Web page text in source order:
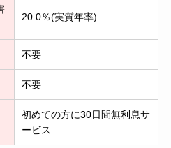
20.0％(実質年率)
不要
不要
初めての方に30日間無利息サ
ービス